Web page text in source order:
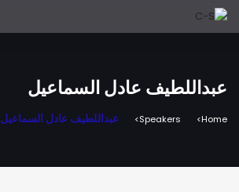
عبداللطيف عادل السماعيل
Home
Speakers عبداللطيف عادل السماعيل